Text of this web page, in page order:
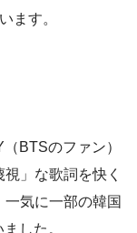
ます。
BTSのファン）
」な歌詞を快く
気に一部の韓国
した。